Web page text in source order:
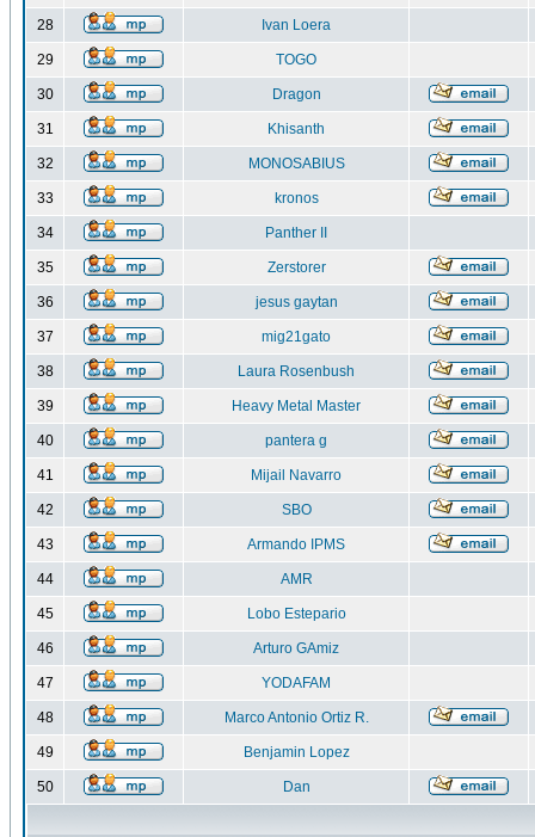
28 Ivan Loera
29 TOGO
30 Dragon
31 Khisanth
32 MONOSABIUS
33 kronos
34 Panther II
35 Zerstorer
36 jesus gaytan
37 mig21gato
38 Laura Rosenbush
39 Heavy Metal Master
40 pantera g
41 Mijail Navarro
42 SBO
43 Armando IPMS
44 AMR
45 Lobo Estepario
46 Arturo GAmiz
47 YODAFAM
48 Marco Antonio Ortiz R.
49 Benjamin Lopez
50 Dan